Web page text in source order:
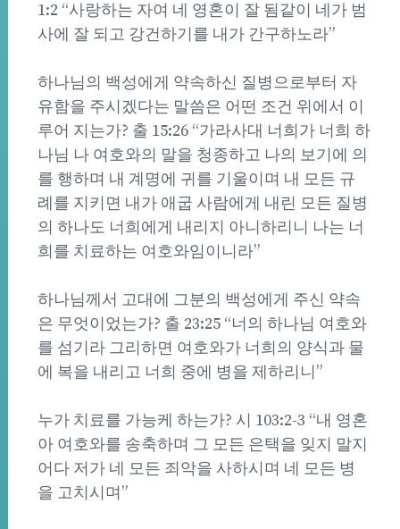
1:2 “사랑하는 자여 네 영혼이 잘 됨같이 네가 범
사에 잘 되고 강건하기를 내가 간구하노라”
하나님의 백성에게 약속하신 질병으로부터 자
유함을 주시겠다는 말씀은 어떤 조건 위에서 이
루어 지는가? 출 15:26 “가라사대 너희가 너희 하
나님 나 여호와의 말을 청종하고 나의 보기에 의
를 행하며 내 계명에 귀를 기울이며 내 모든 규
례를 지키면 내가 애굽 사람에게 내린 모든 질병
의 하나도 너희에게 내리지 아니하리니 나는 너
희를 치료하는 여호와임이니라”
하나님께서 고대에 그분의 백성에게 주신 약속
은 무엇이었는가? 출 23:25 “너의 하나님 여호와
를 섬기라 그리하면 여호와가 너희의 양식과 물
에 복을 내리고 너희 중에 병을 제하리니”
누가 치료를 가능케 하는가? 시 103:2-3 “내 영혼
아 여호와를 송축하며 그 모든 은택을 잊지 말지
어다 저가 네 모든 죄악을 사하시며 네 모든 병
을 고치시며”